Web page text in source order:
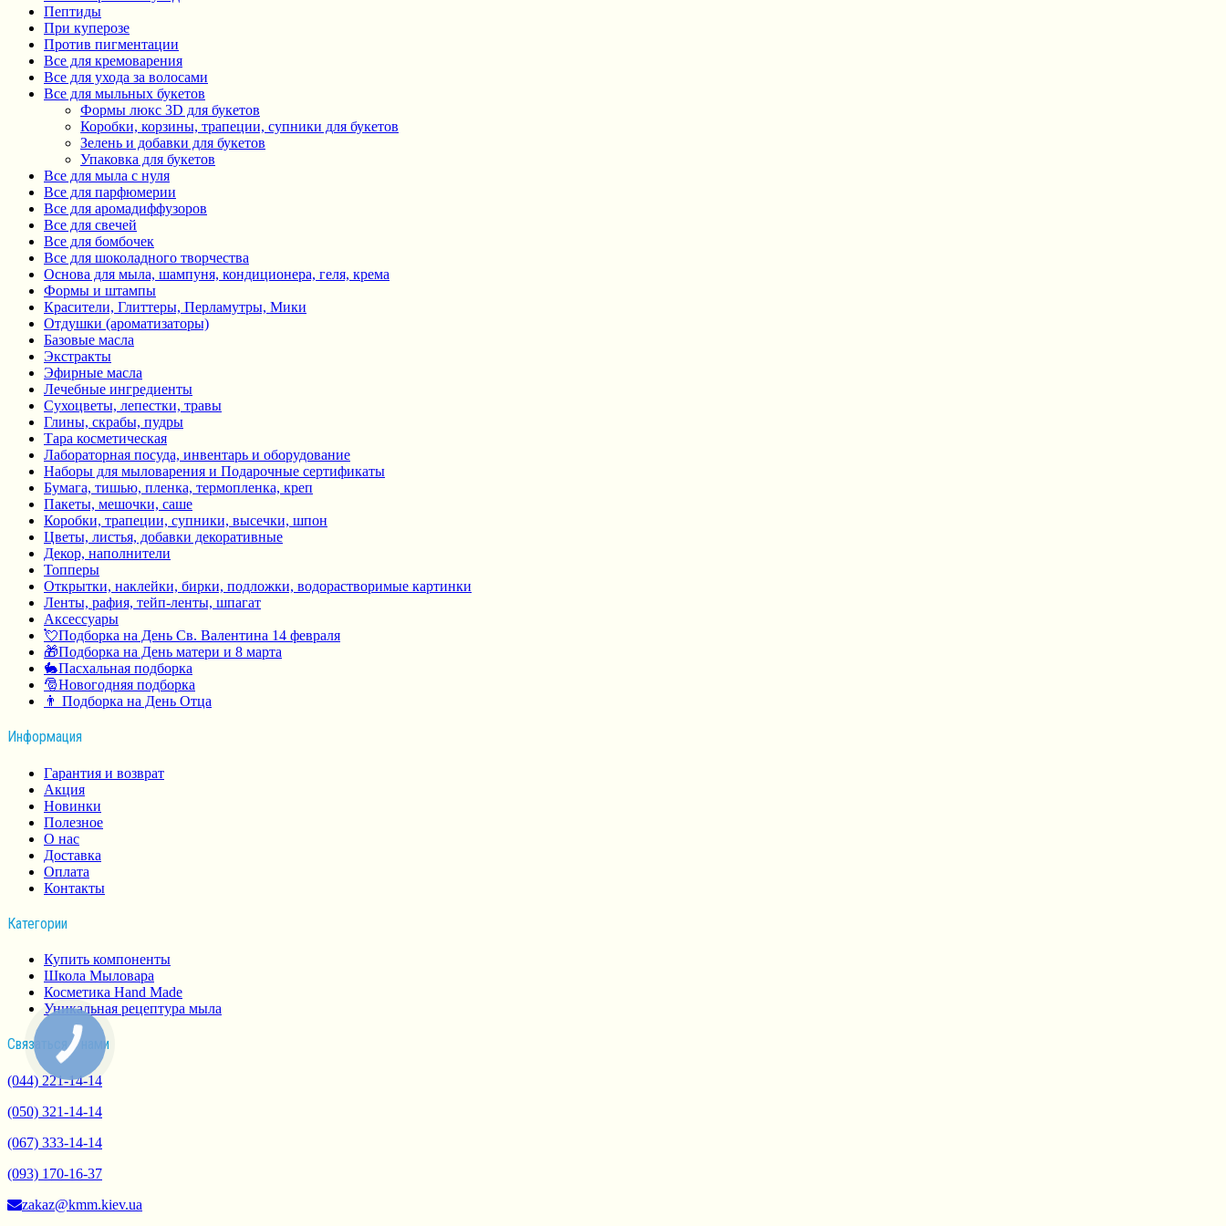
Пептиды
При куперозе
Против пигментации
Все для кремоварения
Все для ухода за волосами
Все для мыльных букетов
Формы люкс 3D для букетов
Коробки, корзины, трапеции, супники для букетов
Зелень и добавки для букетов
Упаковка для букетов
Все для мыла с нуля
Все для парфюмерии
Все для аромадиффузоров
Все для свечей
Все для бомбочек
Все для шоколадного творчества
Основа для мыла, шампуня, кондиционера, геля, крема
Формы и штампы
Красители, Глиттеры, Перламутры, Мики
Отдушки (ароматизаторы)
Базовые масла
Экстракты
Эфирные масла
Лечебные ингредиенты
Сухоцветы, лепестки, травы
Глины, скрабы, пудры
Тара косметическая
Лабораторная посуда, инвентарь и оборудование
Наборы для мыловарения и Подарочные сертификаты
Бумага, тишью, пленка, термопленка, креп
Пакеты, мешочки, саше
Коробки, трапеции, супники, высечки, шпон
Цветы, листья, добавки декоративные
Декор, наполнители
Топперы
Открытки, наклейки, бирки, подложки, водорастворимые картинки
Ленты, рафия, тейп-ленты, шпагат
Аксессуары
💘Подборка на День Св. Валентина 14 февраля
🎁Подборка на День матери и 8 марта
🐇Пасхальная подборка
🎅Новогодняя подборка
👨 Подборка на День Отца
Информация
Гарантия и возврат
Акция
Новинки
Полезное
О нас
Доставка
Оплата
Контакты
Категории
Купить компоненты
Школа Мыловара
Косметика Hand Made
Уникальная рецептура мыла
Связаться з нами
(044) 221-14-14
(050) 321-14-14
(067) 333-14-14
(093) 170-16-37
zakaz@kmm.kiev.ua